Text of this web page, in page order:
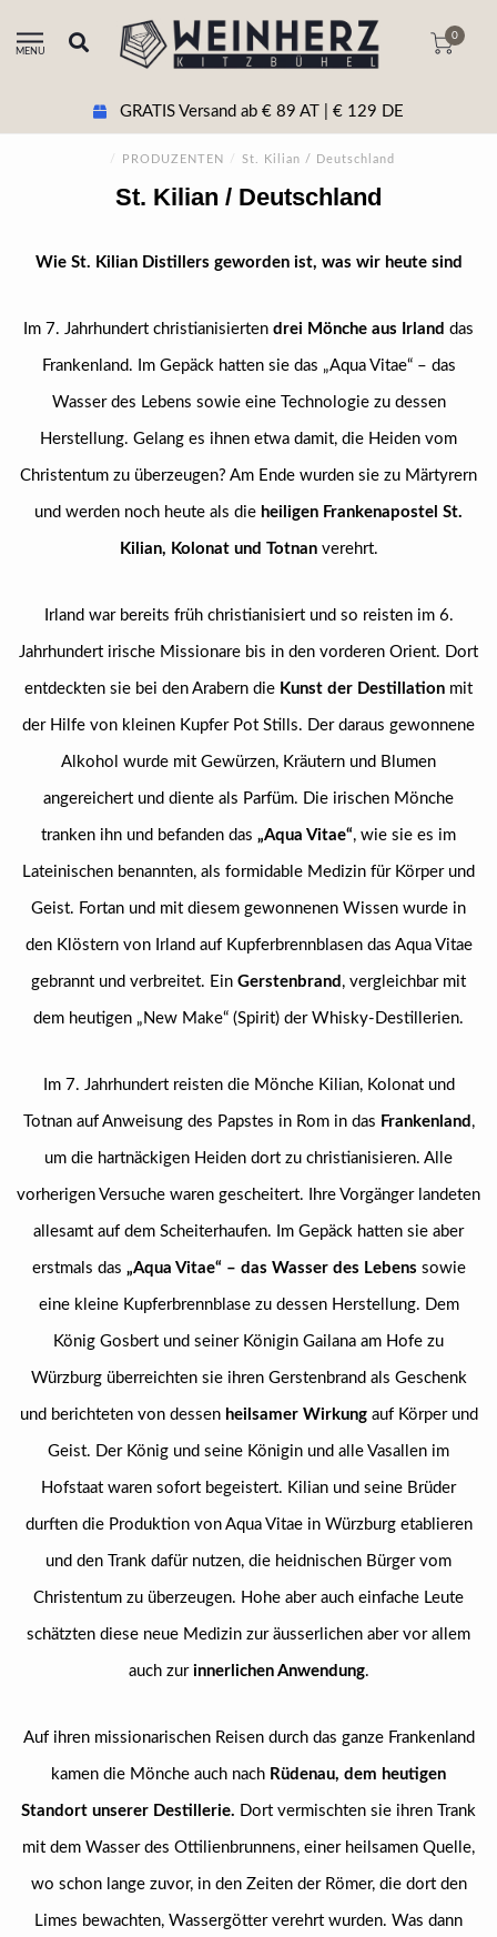
MENU
0
GRATIS Versand ab € 89 AT | € 129 DE
/ PRODUZENTEN / St. Kilian / Deutschland
St. Kilian / Deutschland
Wie St. Kilian Distillers geworden ist, was wir heute sind
Im 7. Jahrhundert christianisierten drei Mönche aus Irland das
Frankenland. Im Gepäck hatten sie das „Aqua Vitae“ – das
Wasser des Lebens sowie eine Technologie zu dessen
Herstellung. Gelang es ihnen etwa damit, die Heiden vom
Christentum zu überzeugen? Am Ende wurden sie zu Märtyrern
und werden noch heute als die heiligen Frankenapostel St.
Kilian, Kolonat und Totnanverehrt.
Irland war bereits früh christianisiert und so reisten im 6.
Jahrhundert irische Missionare bis in den vorderen Orient. Dort
entdeckten sie bei den Arabern die Kunst der Destillation mit
der Hilfe von kleinen Kupfer Pot Stills. Der daraus gewonnene
Alkohol wurde mit Gewürzen, Kräutern und Blumen
angereichert und diente als Parfüm. Die irischen Mönche
tranken ihn und befanden das „Aqua Vitae“, wie sie es im
Lateinischen benannten, als formidable Medizin für Körper und
Geist. Fortan und mit diesem gewonnenen Wissen wurde in
den Klöstern von Irland auf Kupferbrennblasen das Aqua Vitae
gebrannt und verbreitet. Ein Gerstenbrand , vergleichbar mit
dem heutigen „New Make“ (Spirit) der Whisky-Destillerien.
Im 7. Jahrhundert reisten die Mönche Kilian, Kolonat und
Totnan auf Anweisung des Papstes in Rom in das Frankenland ,
um die hartnäckigen Heiden dort zu christianisieren. Alle
vorherigen Versuche waren gescheitert. Ihre Vorgänger landeten
allesamt auf dem Scheiterhaufen. Im Gepäck hatten sie aber
erstmals das „Aqua Vitae“ – das Wasser des Lebens sowie
eine kleine Kupferbrennblase zu dessen Herstellung. Dem
König Gosbert und seiner Königin Gailana am Hofe zu
Würzburg überreichten sie ihren Gerstenbrand als Geschenk
und berichteten von dessen heilsamer Wirkungauf Körper und
Geist. Der König und seine Königin und alle Vasallen im
Hofstaat waren sofort begeistert. Kilian und seine Brüder
durften die Produktion von Aqua Vitae in Würzburg etablieren
und den Trank dafür nutzen, die heidnischen Bürger vom
Christentum zu überzeugen. Hohe aber auch einfache Leute
schätzten diese neue Medizin zur äusserlichen aber vor allem
auch zur innerlichen Anwendung.
Auf ihren missionarischen Reisen durch das ganze Frankenland
kamen die Mönche auch nach Rüdenau, dem heutigen
Standort unserer Destillerie. Dort vermischten sie ihren Trank
mit dem Wasser des Ottilienbrunnens, einer heilsamen Quelle,
wo schon lange zuvor, in den Zeiten der Römer, die dort den
Limes bewachten, Wassergötter verehrt wurden. Was dann